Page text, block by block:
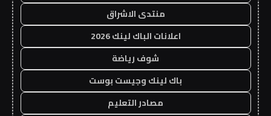
منتدى الاشراق
اعلانات الباك لينك 2026
شوف رياضة
باك لينك وجيست بوست
مصادر التعليم